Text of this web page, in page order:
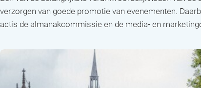
verzorgen van goede promotie van evenementen.
actis de almanakcommissie en de media- en